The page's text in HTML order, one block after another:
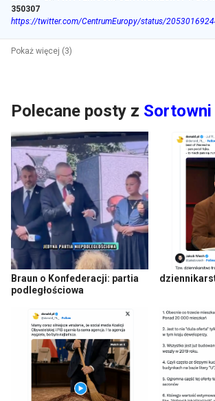
350307
https://twitter.com/CentrumEuropy/status/
Pokaż więcej (3)
Polecane posty z Sortowni
Braun o Konfederacji: partia
podległościowa